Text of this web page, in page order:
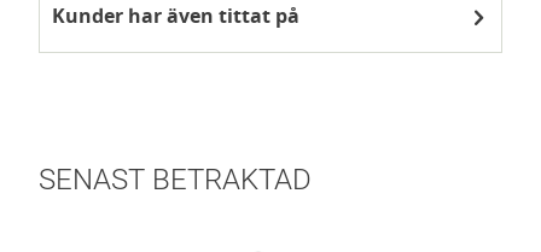
Kunder har även tittat på
SENAST BETRAKTAD